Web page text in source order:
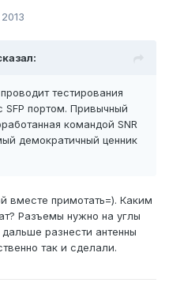
тестирования
SFP портом. Привычный
командой SNR
демократичный ценник
вместе примотать=). Каким
Разъемы нужно на углы
разнести антенны
так и сделали.